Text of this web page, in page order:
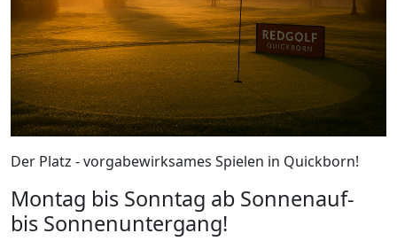
Der Platz - vorgabewirksames Spielen in Quickborn!
Montag bis Sonntag ab Sonnenauf-
bis Sonnenuntergang!